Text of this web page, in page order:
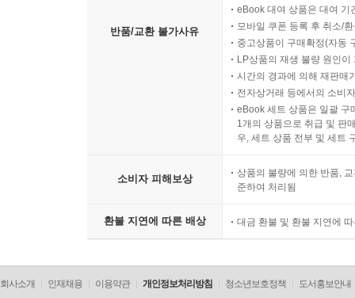
반품/교환 불가사유
eBook 대여 상품은 대여 기
모바일 쿠폰 등록 후 취소/
중고상품이 구매확정(자동
LP상품의 재생 불량 원인
시간의 경과에 의해 재판매
전자상거래 등에서의 소비
eBook 세트 상품은 일괄 구
1개의 상품으로 취급 및 판
우, 세트 상품 전부 및 세트
소비자 피해보상
상품의 불량에 의한 반품,
준하여 처리됨
환불 지연에 따른 배상 대금 환불 및 환불 지연에
회사소개 인재채용 이용약관 개인정보처리방침 청소년보호정책 도서홍보안내